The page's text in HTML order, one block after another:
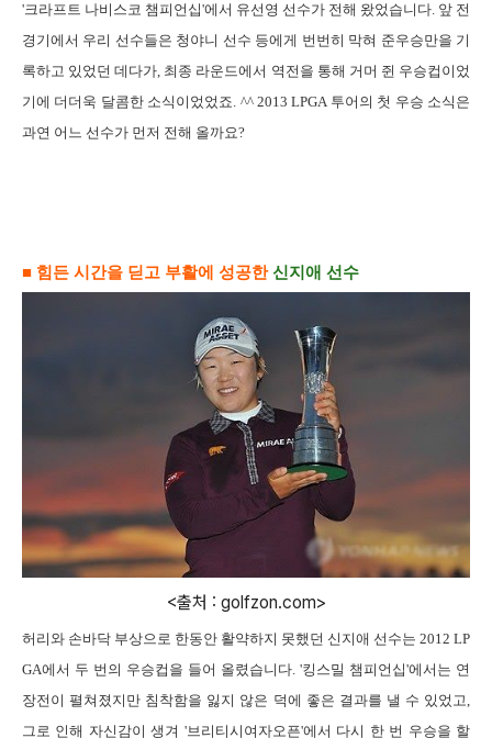
'크라프트 나비스코 챔피언십'에서 유선영 선수가 전해 왔었습니다. 앞 전
경기에서 우리 선수들은 청야니 선수 등에게 번번히 막혀 준우승만을 기
록하고 있었던 데다가, 최종 라운드에서 역전을 통해 거머 쥔 우승컵이었
기에 더더욱 달콤한 소식이었었죠. ^^ 2013LPGA 투어의 첫 우승 소식은
과연 어느 선수가 먼저 전해 올까요?
■ 힘든 시간을 딛고 부활에 성공한신지애 선수
<출처 : golfzon.com>
허리와 손바닥 부상으로 한동안 활약하지 못했던 신지애 선수는 2012 LP
GA에서 두 번의 우승컵을 들어 올렸습니다 . '킹스밀 챔피언십'에서는 연
장전이 펼쳐졌지만 침착함을 잃지 않은 덕에 좋은 결과를 낼 수 있었고
그로 인해 자신감이 생겨 '브리티시여자오픈'에서 다시 한 번 우승을 할